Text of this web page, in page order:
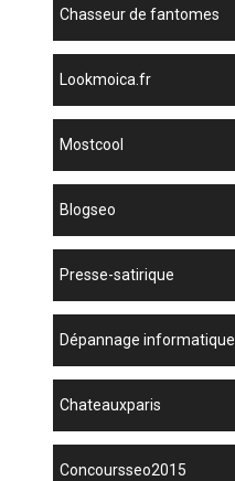
chasseur de fantomes
lookmoica.fr
mostcool
blogseo
presse-satirique
dépannage informatique
chateauxparis
concoursseo2015